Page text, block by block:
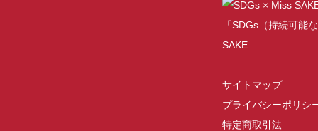
「SDGs（持続可能
SAKE
サイトマップ
プライバシーポリシ
特定商取引法